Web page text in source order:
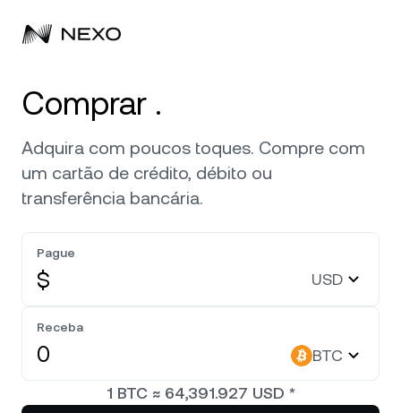
Compre ativos
Flexible Savings
Dual Investment
Exchange
Linha de Crédito
Zero-interest Credit
Conta corporativa
Corretagem Prime
White Label
Payment Gateway
O mercado está em baixa de nas últimas 24
Bitcoin BTC
NEXO Token NEXO
Empresa
Sobre
Segurança
Parcerias
Comprar .
Adquira com poucos toques. Compre com
um cartão de crédito, débito ou
transferência bancária.
Pague
$ USD
Receba
BTC
1 BTC≈ 64,391.927 USD *